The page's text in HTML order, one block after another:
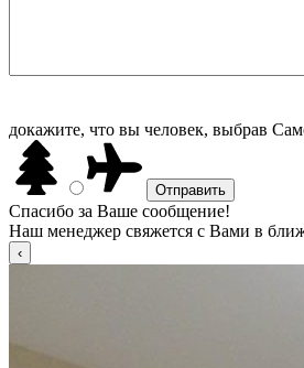
докажите, что вы человек, выбрав
Спасибо за Ваше сообщение!
Наш менеджер свяжется с Вами в